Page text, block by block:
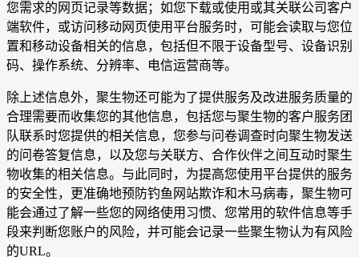
您需求的网页记录等数据；如您下载或使用或其关联公司客户
端软件，或访问移动网页使用平台服务时，可能会读取与您位
置和移动设备相关的信息，包括但不限于设备型号、设备识别
码、操作系统、分辨率、电信运营商等。
除上述信息外，聚生物还可能为了提供服务及改进服务质量的
合理需要而收集您的其他信息，包括您与聚生物的客户服务团
队联系时您提供的相关信息，您参与问卷调查时向聚生物发送
的问卷答复信息，以及您与关联方、合作伙伴之间互动时聚生
物收集的相关信息。与此同时，为提高您使用平台提供的服务
的安全性，更准确地预防钓鱼网站欺诈和木马病毒，聚生物可
能会通过了解一些您的网络使用习惯、您常用的软件信息等手
段来判断您账户的风险，并可能会记录一些聚生物认为有风险
的URL。